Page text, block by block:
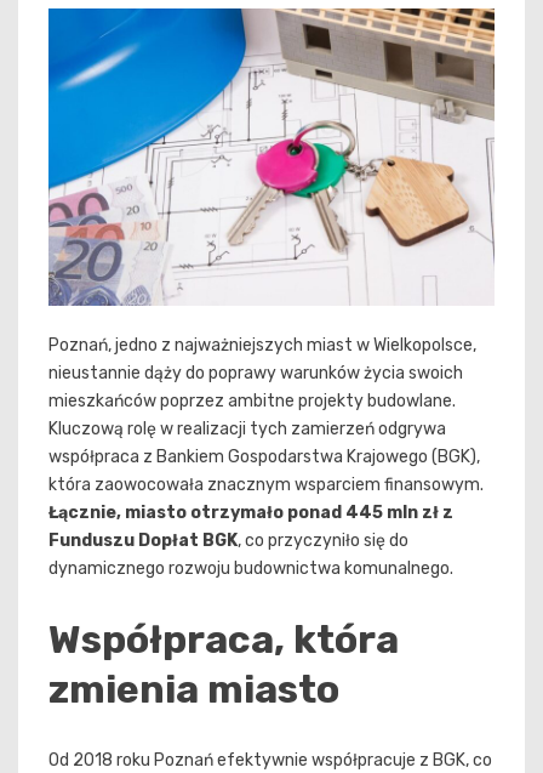
Poznań, jedno z najważniejszych miast w Wielkopolsce,
nieustannie dąży do poprawy warunków życia swoich
mieszkańców poprzez ambitne projekty budowlane.
Kluczową rolę w realizacji tych zamierzeń odgrywa
współpraca z Bankiem Gospodarstwa Krajowego (BGK),
która zaowocowała znacznym wsparciem finansowym.
Łącznie, miasto otrzymało ponad 445 mln zł z
Funduszu Dopłat BGK, co przyczyniło się do
dynamicznego rozwoju budownictwa komunalnego.
Współpraca, która
zmienia miasto
Od 2018 roku Poznań efektywnie współpracuje z BGK, co